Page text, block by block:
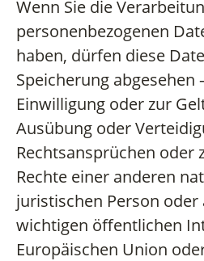
Wenn Sie die
personenbezogenen
haben, dürfen diese
Speicherung
Einwilligung oder zur
Ausübung oder
Rechtsansprüchen oder
Rechte einer anderen
juristischen Person oder
wichtigen öffentlichen
Europäischen Union